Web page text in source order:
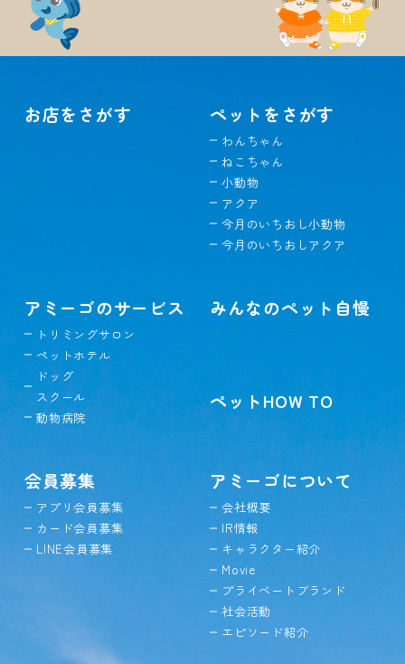
お店をさがす ペットをさがす
わんちゃん
ねこちゃん
小動物
アクア
今月のいちおし小動物
今月のいちおしアクア
アミーゴのサービス
トリミングサロン
ペットホテル
ドッグ
スクール
動物病院
みんなのペット自慢
ペットHOW TO
会員募集
アプリ会員募集
カード会員募集
LINE会員募集
アミーゴについて
会社概要
IR情報
キャラクター紹介
Movie
プライベートブランド
社会活動
エピソード紹介